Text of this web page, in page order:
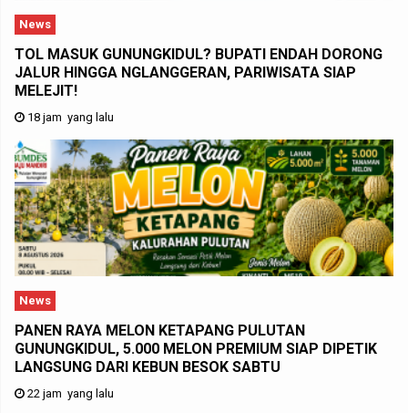
News
TOL MASUK GUNUNGKIDUL? BUPATI ENDAH DORONG
JALUR HINGGA NGLANGGERAN, PARIWISATA SIAP
MELEJIT!
18 jam yang lalu
News
PANEN RAYA MELON KETAPANG PULUTAN
GUNUNGKIDUL, 5.000 MELON PREMIUM SIAP DIPETIK
LANGSUNG DARI KEBUN BESOK SABTU
22 jam yang lalu